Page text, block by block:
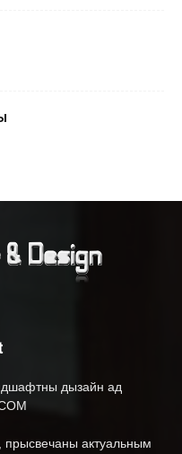
дызайн ад
прысвечаны актуальным